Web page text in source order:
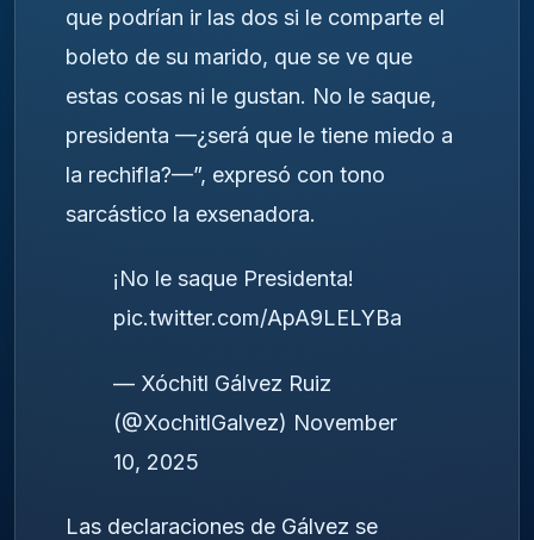
que podrían ir las dos si le comparte el
boleto de su marido, que se ve que
estas cosas ni le gustan. No le saque,
presidenta —¿será que le tiene miedo a
la rechifla?—”, expresó con tono
sarcástico la exsenadora.
¡No le saque Presidenta!
pic.twitter.com/ApA9LELYBa
— Xóchitl Gálvez Ruiz
(@XochitlGalvez) November
10, 2025
Las declaraciones de Gálvez se